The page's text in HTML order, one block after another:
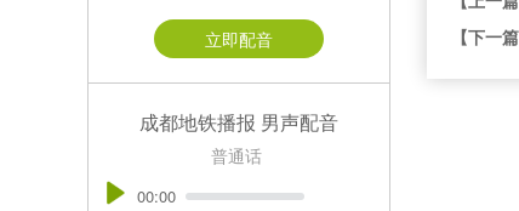
立即配音
成都地铁播报 男声配音
普通话
00:00
【下一